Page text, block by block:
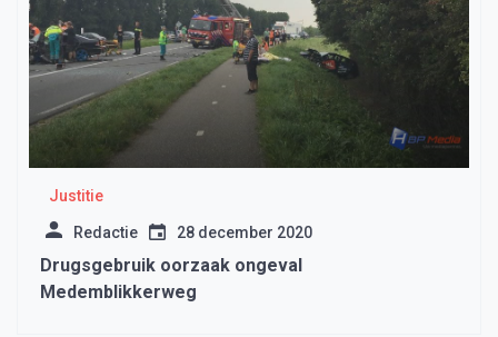
Justitie
Redactie 28 december 2020
Drugsgebruik oorzaak ongeval
Medemblikkerweg